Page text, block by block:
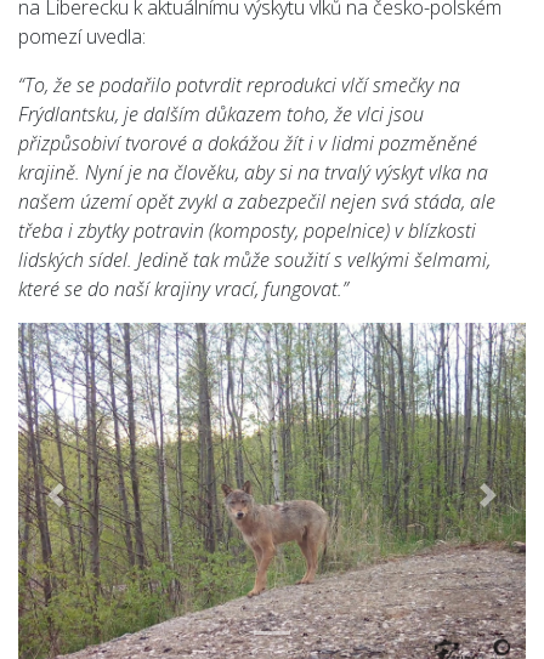
na Liberecku k aktuálnímu výskytu vlků na česko-polském
pomezí uvedla:
“To, že se podařilo potvrdit reprodukci vlčí smečky na
Frýdlantsku, je dalším důkazem toho, že vlci jsou
přizpůsobiví tvorové a dokážou žít i v lidmi pozměněné
krajině. Nyní je na člověku, aby si na trvalý výskyt vlka na
našem území opět zvykl a zabezpečil nejen svá stáda, ale
třeba i zbytky potravin (komposty, popelnice) v blízkosti
lidských sídel. Jedině tak může soužití s velkými šelmami,
které se do naší krajiny vrací, fungovat.”
Předchozí